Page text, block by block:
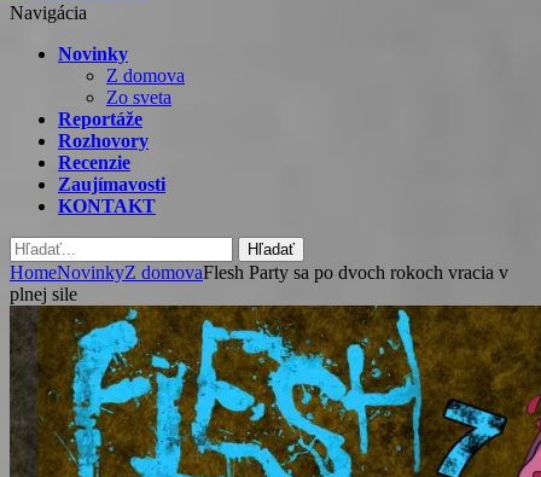
Navigácia
Novinky
Z domova
Zo sveta
Reportáže
Rozhovory
Recenzie
Zaujímavosti
KONTAKT
Hľadať
HomeNovinkyZ domovaFlesh Party sa po dvoch rokoch vracia v
plnej sile